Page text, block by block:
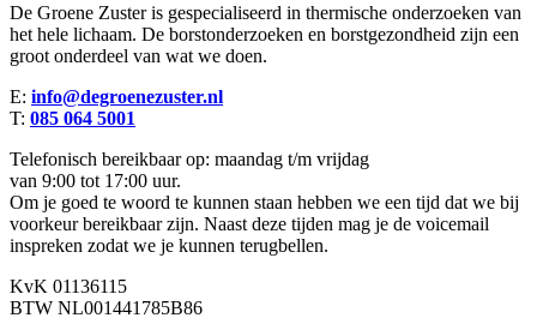
De Groene Zuster is gespecialiseerd in thermische onderzoeken van
het hele lichaam. De borstonderzoeken en borstgezondheid zijn een
groot onderdeel van wat we doen.
E: info@degroenezuster.nl
T: 085 064 5001
Telefonisch bereikbaar op: maandag t/m vrijdag
van 9:00 tot 17:00 uur.
Om je goed te woord te kunnen staan hebben we een tijd dat we bij
voorkeur bereikbaar zijn. Naast deze tijden mag je de voicemail
inspreken zodat we je kunnen terugbellen.
KvK 01136115
BTW NL001441785B86